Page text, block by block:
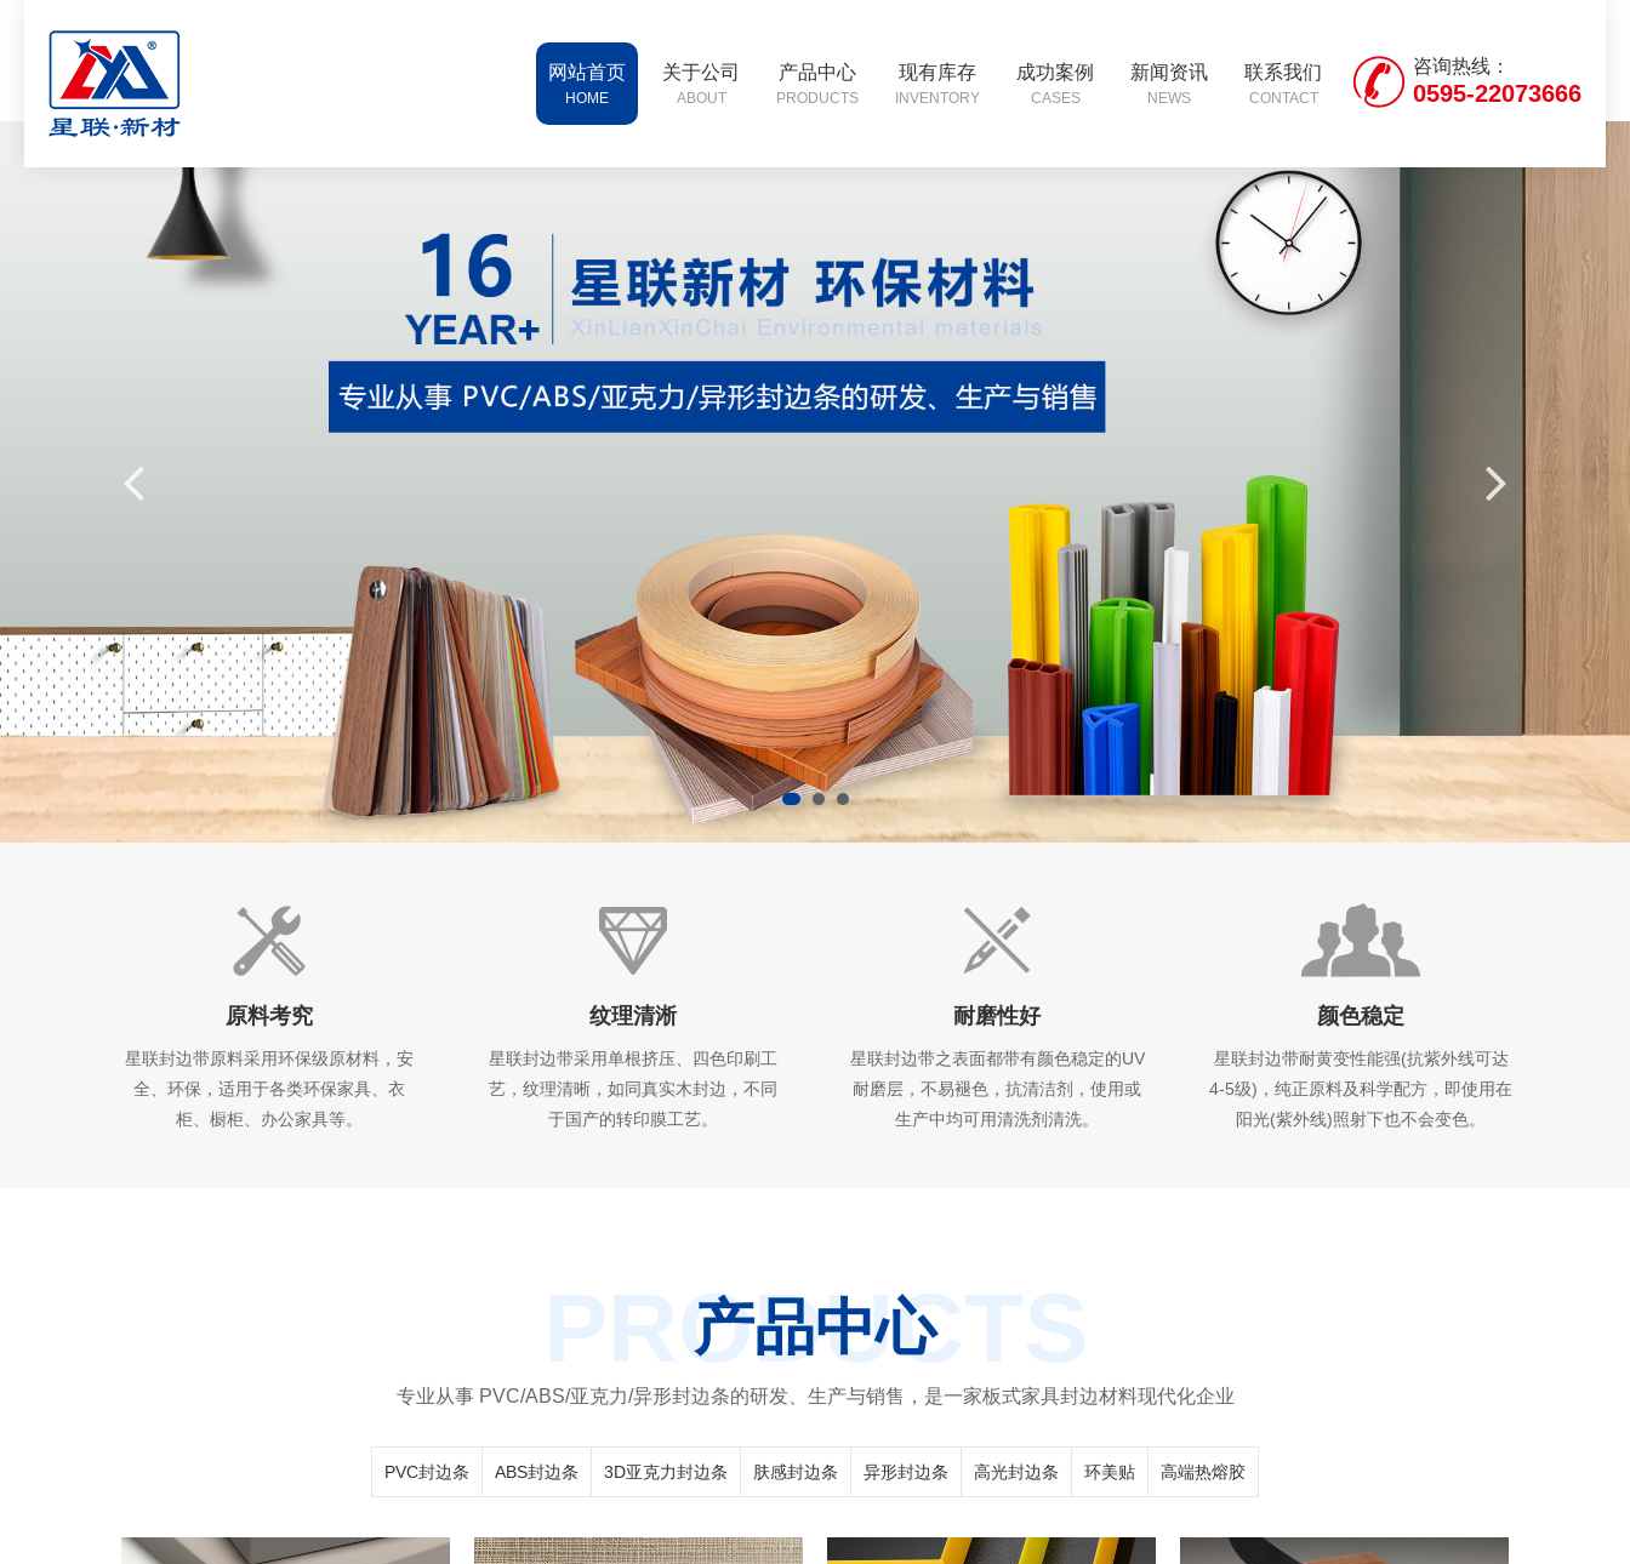
咨询热线：
0595-22073666
网站首页
HOME
关于公司
ABOUT
产品中心
PRODUCTS
现有库存
INVENTORY
成功案例
CASES
新闻资讯
NEWS
联系我们
CONTACT
原料考究
星联封边带原料采用环保级原材料，安
全、环保，适用于各类环保家具、衣
柜、橱柜、办公家具等。
纹理清淅
星联封边带采用单根挤压、四色印刷工
艺，纹理清晰，如同真实木封边，不同
于国产的转印膜工艺。
耐磨性好
星联封边带之表面都带有颜色稳定的UV
耐磨层，不易褪色，抗清洁剂，使用或
生产中均可用清洗剂清洗。
颜色稳定
星联封边带耐黄变性能强(抗紫外线可达
4-5级)，纯正原料及科学配方，即使用在
阳光(紫外线)照射下也不会变色。
PRODUCTS
产品中心
专业从事 PVC/ABS/亚克力/异形封边条的研发、生产与销售，是一家板式家具封边材料现代化企业
PVC封边条 ABS封边条 3D亚克力封边条 肤感封边条 异形封边条 高光封边条 环美贴 高端热熔胶